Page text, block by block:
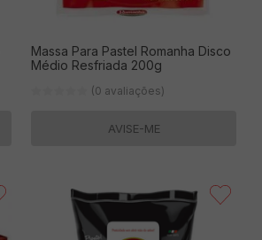
Massa Para Pastel Romanha Disco
Médio Resfriada 200g
(0 avaliações)
AVISE-ME